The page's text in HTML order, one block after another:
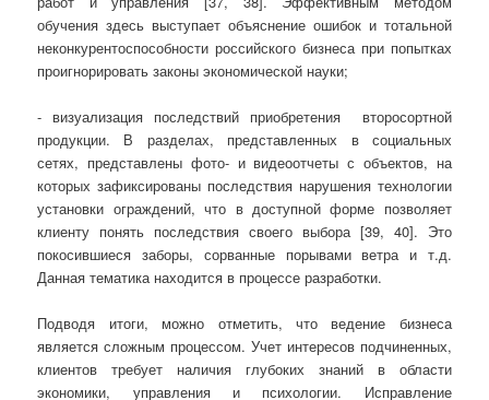
обучения здесь выступает объяснение ошибок и тотальной
неконкурентоспособности российского бизнеса при попытках
проигнорировать законы экономической науки;
- визуализация последствий приобретения второсортной
продукции. В разделах, представленных в социальных
сетях, представлены фото- и видеоотчеты с объектов, на
которых зафиксированы последствия нарушения технологии
установки ограждений, что в доступной форме позволяет
клиенту понять последствия своего выбора [39, 40]. Это
покосившиеся заборы, сорванные порывами ветра и т.д.
Данная тематика находится в процессе разработки.
Подводя итоги, можно отметить, что ведение бизнеса
является сложным процессом. Учет интересов подчиненных,
клиентов требует наличия глубоких знаний в области
экономики, управления и психологии. Исправление